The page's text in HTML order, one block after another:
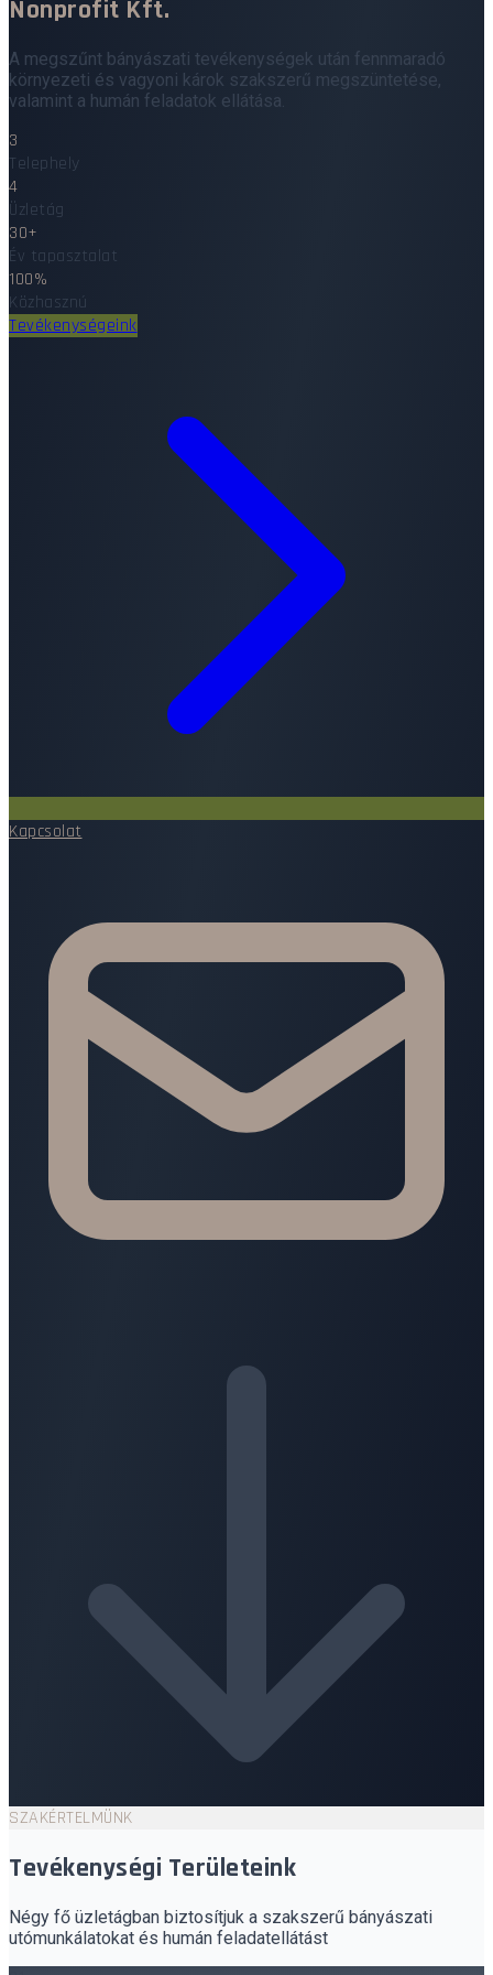
Nonprofit Kft.
A megszűnt bányászati tevékenységek után fennmaradó
környezeti és vagyoni károk szakszerű megszüntetése,
valamint a humán feladatok ellátása.
3
Telephely
4
Üzletág
30+
Év tapasztalat
100%
Közhasznú
Tevékenységeink
Kapcsolat
SZAKÉRTELMÜNK
Tevékenységi Területeink
Négy fő üzletágban biztosítjuk a szakszerű bányászati
utómunkálatokat és humán feladatellátást